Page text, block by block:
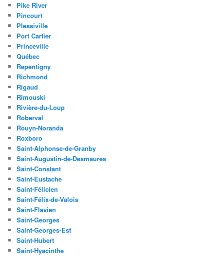
Pike River
Pincourt
Plessiville
Port Cartier
Princeville
Québec
Repentigny
Richmond
Rigaud
Rimouski
Rivière-du-Loup
Roberval
Rouyn-Noranda
Roxboro
Saint-Alphonse-de-Granby
Saint-Augustin-de-Desmaures
Saint-Constant
Saint-Eustache
Saint-Félicien
Saint-Félix-de-Valois
Saint-Flavien
Saint-Georges
Saint-Georges-Est
Saint-Hubert
Saint-Hyacinthe